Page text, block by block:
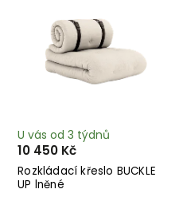
Rozkládací křeslo BUCKLE
UP lněné
U vás od 3 týdnů
10 450 Kč